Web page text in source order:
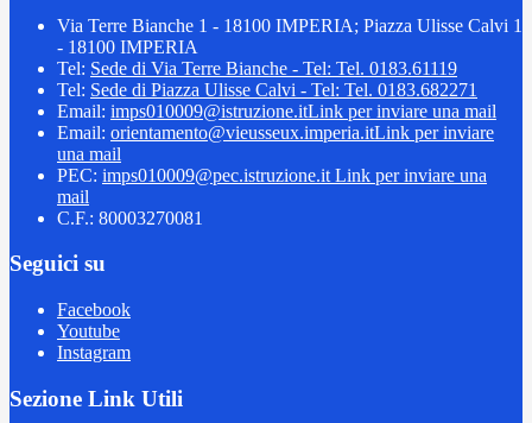
Via Terre Bianche 1 - 18100 IMPERIA; Piazza Ulisse Calvi 1
- 18100 IMPERIA
Tel: Sede di Via Terre Bianche - Tel: Tel. 0183.61119
Tel: Sede di Piazza Ulisse Calvi - Tel: Tel. 0183.682271
Email: imps010009@istruzione.itLink per inviare una mail
Email: orientamento@vieusseux.imperia.itLink per inviare
una mail
PEC: imps010009@pec.istruzione.it Link per inviare una
mail
C.F.: 80003270081
Seguici su
Facebook
Youtube
Instagram
Sezione Link Utili